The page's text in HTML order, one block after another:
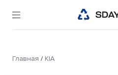
Главная / KIA